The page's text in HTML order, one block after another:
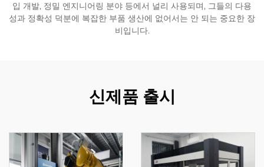
입 개발, 정밀 엔지니어링 분야 등에서 널리 사용되며, 그들의 다용
성과 정확성 덕분에 복잡한 부품 생산에 없어서는 안 되는 중요한 장
비입니다.
신제품 출시